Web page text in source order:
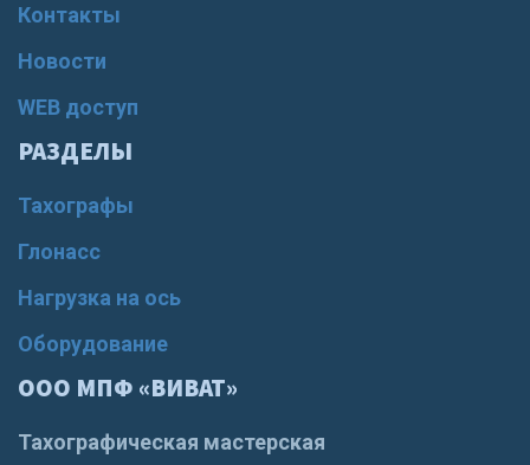
Контакты
Новости
WEB доступ
РАЗДЕЛЫ
Тахографы
Глонасс
Нагрузка на ось
Оборудование
ООО МПФ «ВИВАТ»
Тахографическая мастерская